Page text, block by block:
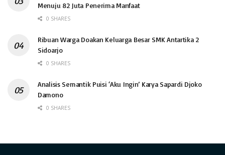
Menuju 82 Juta Penerima Manfaat
0 SHARES
Ribuan Warga Doakan Keluarga Besar SMK Antartika 2
Sidoarjo
0 SHARES
Analisis Semantik Puisi ‘Aku Ingin’ Karya Sapardi Djoko
Damono
0 SHARES